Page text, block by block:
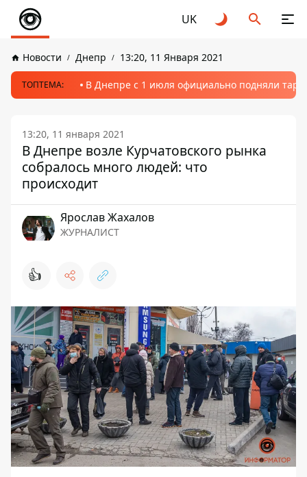
UK
Новости Днепр 13:20, 11 Января 2021
ТОПТЕМА: В Днепре с 1 июля официально подняли
13:20, 11 января 2021
В Днепре возле Курчатовского рынка
собралось много людей: что
происходит
Ярослав Жахалов
ЖУРНАЛИСТ
👍